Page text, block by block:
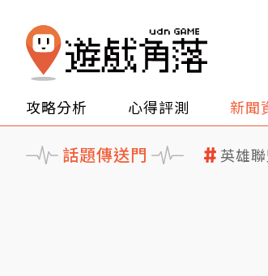
攻略分析 心得評測 新聞
話題傳送門 英雄